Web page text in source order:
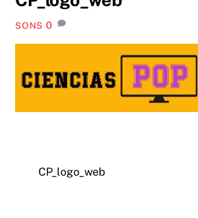
SONS 0
CP_logo_web